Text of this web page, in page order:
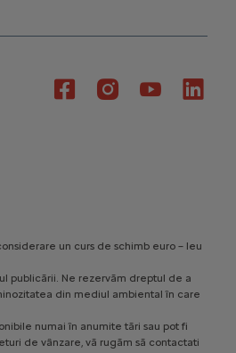
un curs de schimb euro – leu
publicării. Ne rezervăm dreptul de a
din mediul ambiental în care
numai în anumite tări sau pot fi
de vânzare, vă rugăm să contactati